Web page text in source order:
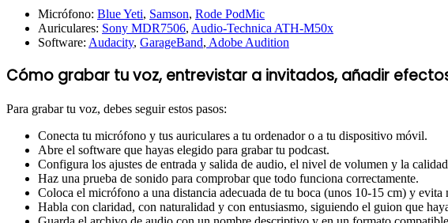
Micrófono: Blue Yeti, Samson, Rode PodMic
Auriculares: Sony MDR7506, Audio-Technica ATH-M50x
Software: Audacity, GarageBand, Adobe Audition
Cómo grabar tu voz, entrevistar a invitados, añadir
Para grabar tu voz, debes seguir estos pasos:
Conecta tu micrófono y tus auriculares a tu ordenador o a tu dispositivo móvil.
Abre el software que hayas elegido para grabar tu podcast.
Configura los ajustes de entrada y salida de audio, el nivel de volumen y la
Haz una prueba de sonido para comprobar que todo funciona correctamente.
Coloca el micrófono a una distancia adecuada de tu boca (unos 10-15 cm) y
Habla con claridad, con naturalidad y con entusiasmo, siguiendo el guion que